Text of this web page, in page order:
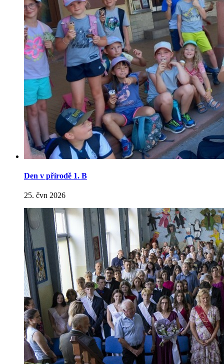
Den v přírodě 1. B
25. čvn 2026